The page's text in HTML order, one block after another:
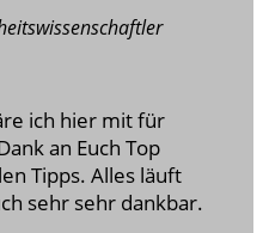
ich hier mit für
an Euch Top
Tipps. Alles läuft
sehr sehr dankbar.